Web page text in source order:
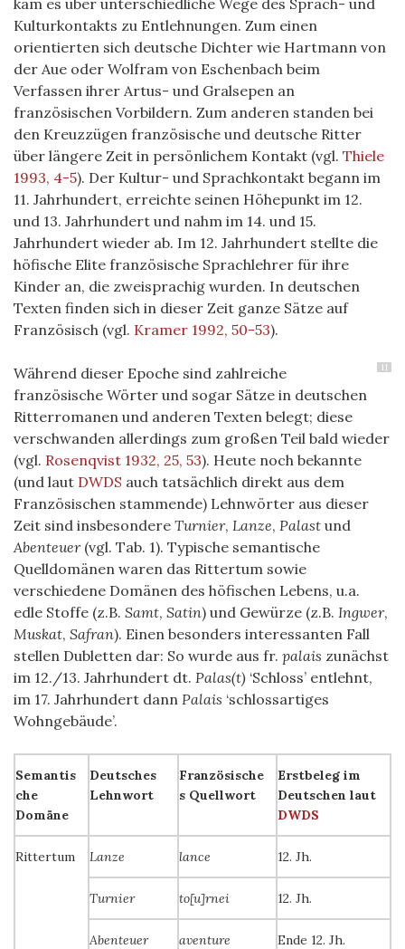
Kulturkontakts zu Entlehnungen. Zum einen
orientierten sich deutsche Dichter wie Hartmann von
der Aue oder Wolfram von Eschenbach beim
Verfassen ihrer Artus- und Gralsepen an
französischen Vorbildern. Zum anderen standen bei
den Kreuzzügen französische und deutsche Ritter
über längere Zeit in persönlichem Kontakt (vgl. Thiele
1993, 4-5). Der Kultur- und Sprachkontakt begann im
11. Jahrhundert, erreichte seinen Höhepunkt im 12.
und 13. Jahrhundert und nahm im 14. und 15.
Jahrhundert wieder ab. Im 12. Jahrhundert stellte die
höfische Elite französische Sprachlehrer für ihre
Kinder an, die zweisprachig wurden. In deutschen
Texten finden sich in dieser Zeit ganze Sätze auf
Französisch (vgl. Kramer 1992, 50-53).
11
Während dieser Epoche sind zahlreiche
französische Wörter und sogar Sätze in deutschen
Ritterromanen und anderen Texten belegt; diese
verschwanden allerdings zum großen Teil bald wieder
(vgl. Rosenqvist 1932, 25, 53). Heute noch bekannte
(und laut DWDS auch tatsächlich direkt aus dem
Französischen stammende) Lehnwörter aus dieser
Zeit sind insbesondere Turnier, Lanze, Palast und
Abenteuer(vgl. Tab. 1). Typische semantische
Quelldomänen waren das Rittertum sowie
verschiedene Domänen des höfischen Lebens, u.a.
edle Stoffe (z.B. Samt, Satin) und Gewürze (z.B. Ingwer,
Muskat, Safran). Einen besonders interessanten Fall
stellen Dubletten dar: So wurde aus fr. palais zunächst
im 12./13. Jahrhundert dt. Palas(t) ‘Schloss’ entlehnt,
im 17. Jahrhundert dann Palais ‘schlossartiges
Wohngebäude’.
Semantis
che
Domäne
Deutsches
Lehnwort
Französische
s Quellwort
Erstbeleg im
Deutschen laut
DWDS
Rittertum Lanze lance 12. Jh.
Turnier to[u]rnei 12. Jh.
Abenteuer aventure Ende 12. Jh.